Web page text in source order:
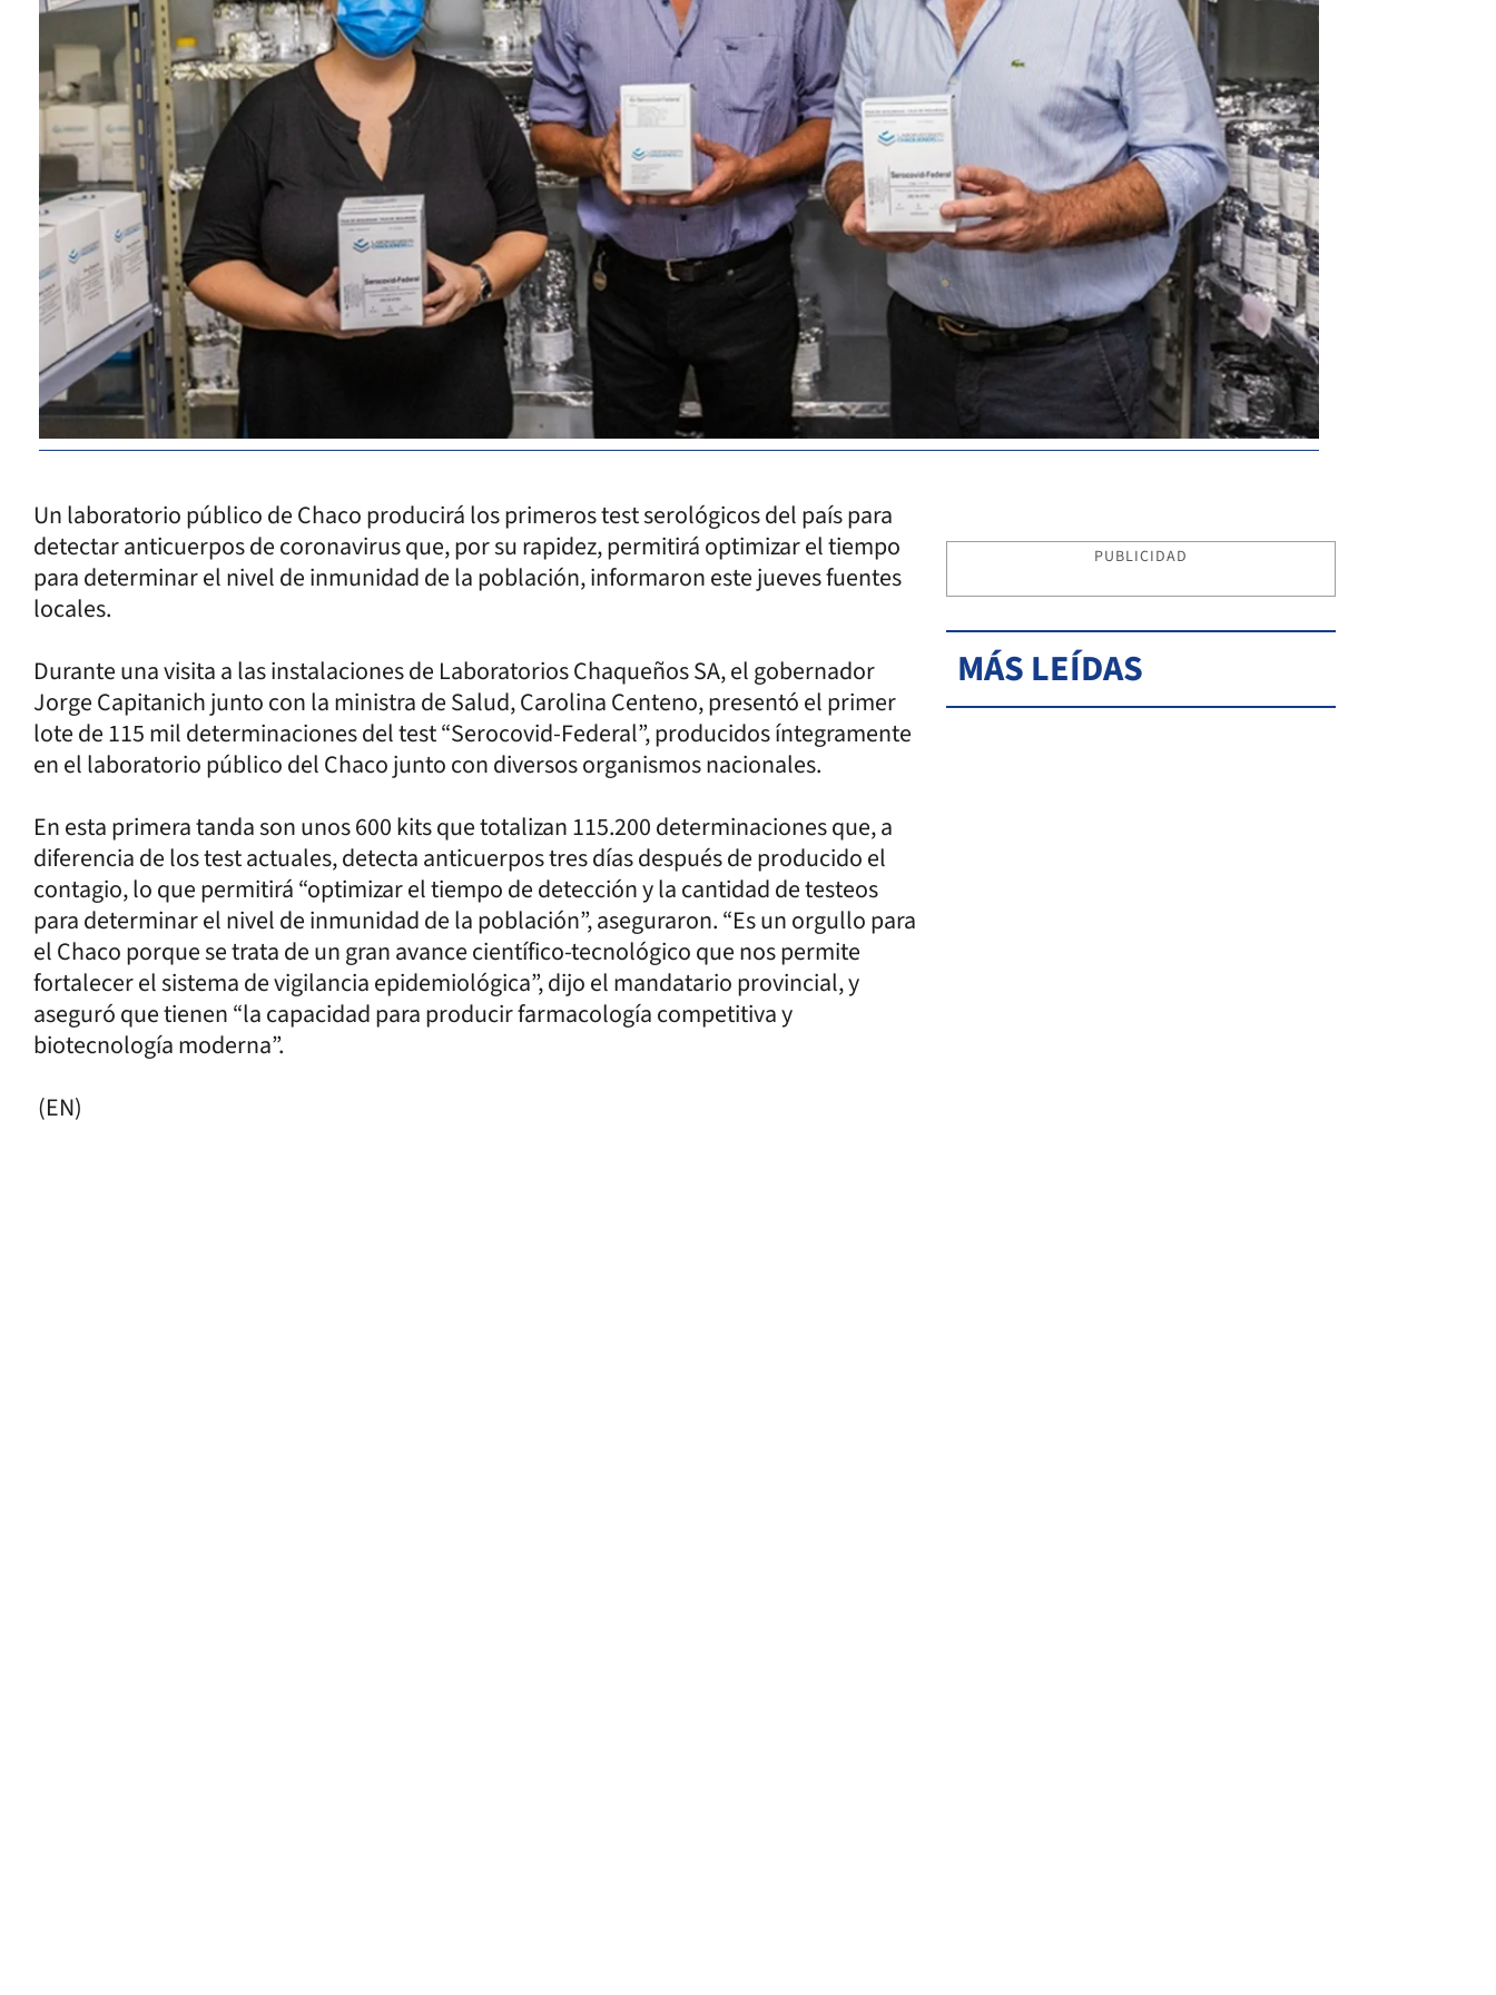
Un laboratorio público de Chaco producirá los primeros test serológicos del país para
detectar anticuerpos de coronavirus que, por su rapidez, permitirá optimizar el tiempo
para determinar el nivel de inmunidad de la población, informaron este jueves fuentes
locales.
Durante una visita a las instalaciones de Laboratorios Chaqueños SA, el gobernador
Jorge Capitanich junto con la ministra de Salud, Carolina Centeno, presentó el primer
lote de 115 mil determinaciones del test “Serocovid-Federal”, producidos íntegramente
en el laboratorio público del Chaco junto con diversos organismos nacionales.
En esta primera tanda son unos 600 kits que totalizan 115.200 determinaciones que, a
diferencia de los test actuales, detecta anticuerpos tres días después de producido el
contagio, lo que permitirá “optimizar el tiempo de detección y la cantidad de testeos
para determinar el nivel de inmunidad de la población”, aseguraron. “Es un orgullo para
el Chaco porque se trata de un gran avance científico-tecnológico que nos permite
fortalecer el sistema de vigilancia epidemiológica”, dijo el mandatario provincial, y
aseguró que tienen “la capacidad para producir farmacología competitiva y
biotecnología moderna”.
(EN)
PUBLICIDAD
MÁS LEÍDAS